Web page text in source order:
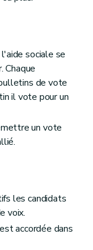
sociale se
Chaque
de vote
il vote pour un
un vote
les candidats
voix.
accordée dans